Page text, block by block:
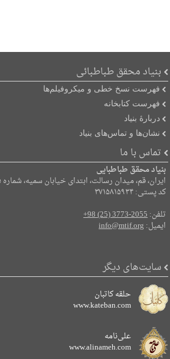
بنیاد محقق طباطبائی
فهرست نسخ خطی و میکروفیلم‌ها
فهرست کتابخانه
دربارۀ بنیاد
نشان‌ها و تماس‌های بنیاد
تماس با ما
بنیاد محقق طباطبایی
ایران، قم، میدان رسالت، ابتدای خیابان سمیه، شماره ۱۵.
کد پستی: ۳۷۱۵۸۱۵۹۳۴
تلفن:+98 (25) 3773-2055
ایمیل:info@mtif.org
سایت‌های دیگر
حلقه کاتبان
www.kateban.com
علی‌نامه
www.alinameh.com